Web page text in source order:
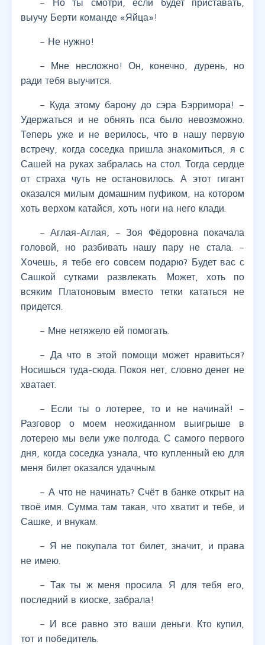
– Но ты смотри, если будет приставать,
выучу Берти команде «Яйца»!
– Не нужно!
– Мне несложно! Он, конечно, дурень, но
ради тебя выучится.
– Куда этому барону до сэра Бэрримора! –
Удержаться и не обнять пса было невозможно.
Теперь уже и не верилось, что в нашу первую
встречу, когда соседка пришла знакомиться, я с
Сашей на руках забралась на стол. Тогда сердце
от страха чуть не остановилось. А этот гигант
оказался милым домашним пуфиком, на котором
хоть верхом катайся, хоть ноги на него клади.
– Аглая-Аглая, – Зоя Фёдоровна покачала
головой, но разбивать нашу пару не стала. –
Хочешь, я тебе его совсем подарю? Будет вас с
Сашкой сутками развлекать. Может, хоть по
всяким Платоновым вместо тетки кататься не
придется.
– Мне нетяжело ей помогать.
– Да что в этой помощи может нравиться?
Носишься туда-сюда. Покоя нет, словно денег не
хватает.
– Если ты о лотерее, то и не начинай! –
Разговор о моем неожиданном выигрыше в
лотерею мы вели уже полгода. С самого первого
дня, когда соседка узнала, что купленный ею для
меня билет оказался удачным.
– А что не начинать? Счёт в банке открыт на
твоё имя. Сумма там такая, что хватит и тебе, и
Сашке, и внукам.
– Я не покупала тот билет, значит, и права
не имею.
– Так ты ж меня просила. Я для тебя его,
последний в киоске, забрала!
– И все равно это ваши деньги. Кто купил,
тот и победитель.